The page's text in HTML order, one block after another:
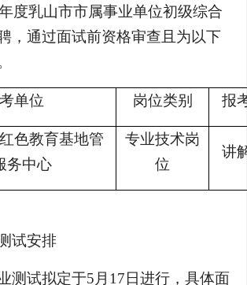
度乳山市市属事业单位初级综合
，通过面试前资格审查且为以下
单位 岗位类别 报
色教育基地管
务中心
专业技术岗
位
讲
试安排
测试拟定于5月17日进行，具体面